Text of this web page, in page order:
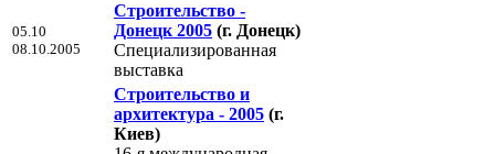
05.10
08.10.2005
Строительство -
Донецк 2005 (г. Донецк)
Специализированная
выставка
Строительство и
архитектура - 2005 (г.
Киев)